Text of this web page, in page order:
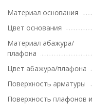
Материал основания
Цвет основания
Материал абажура/
плафона
Цвет абажура/плафона
Поверхность арматуры
Поверхность плафонов и